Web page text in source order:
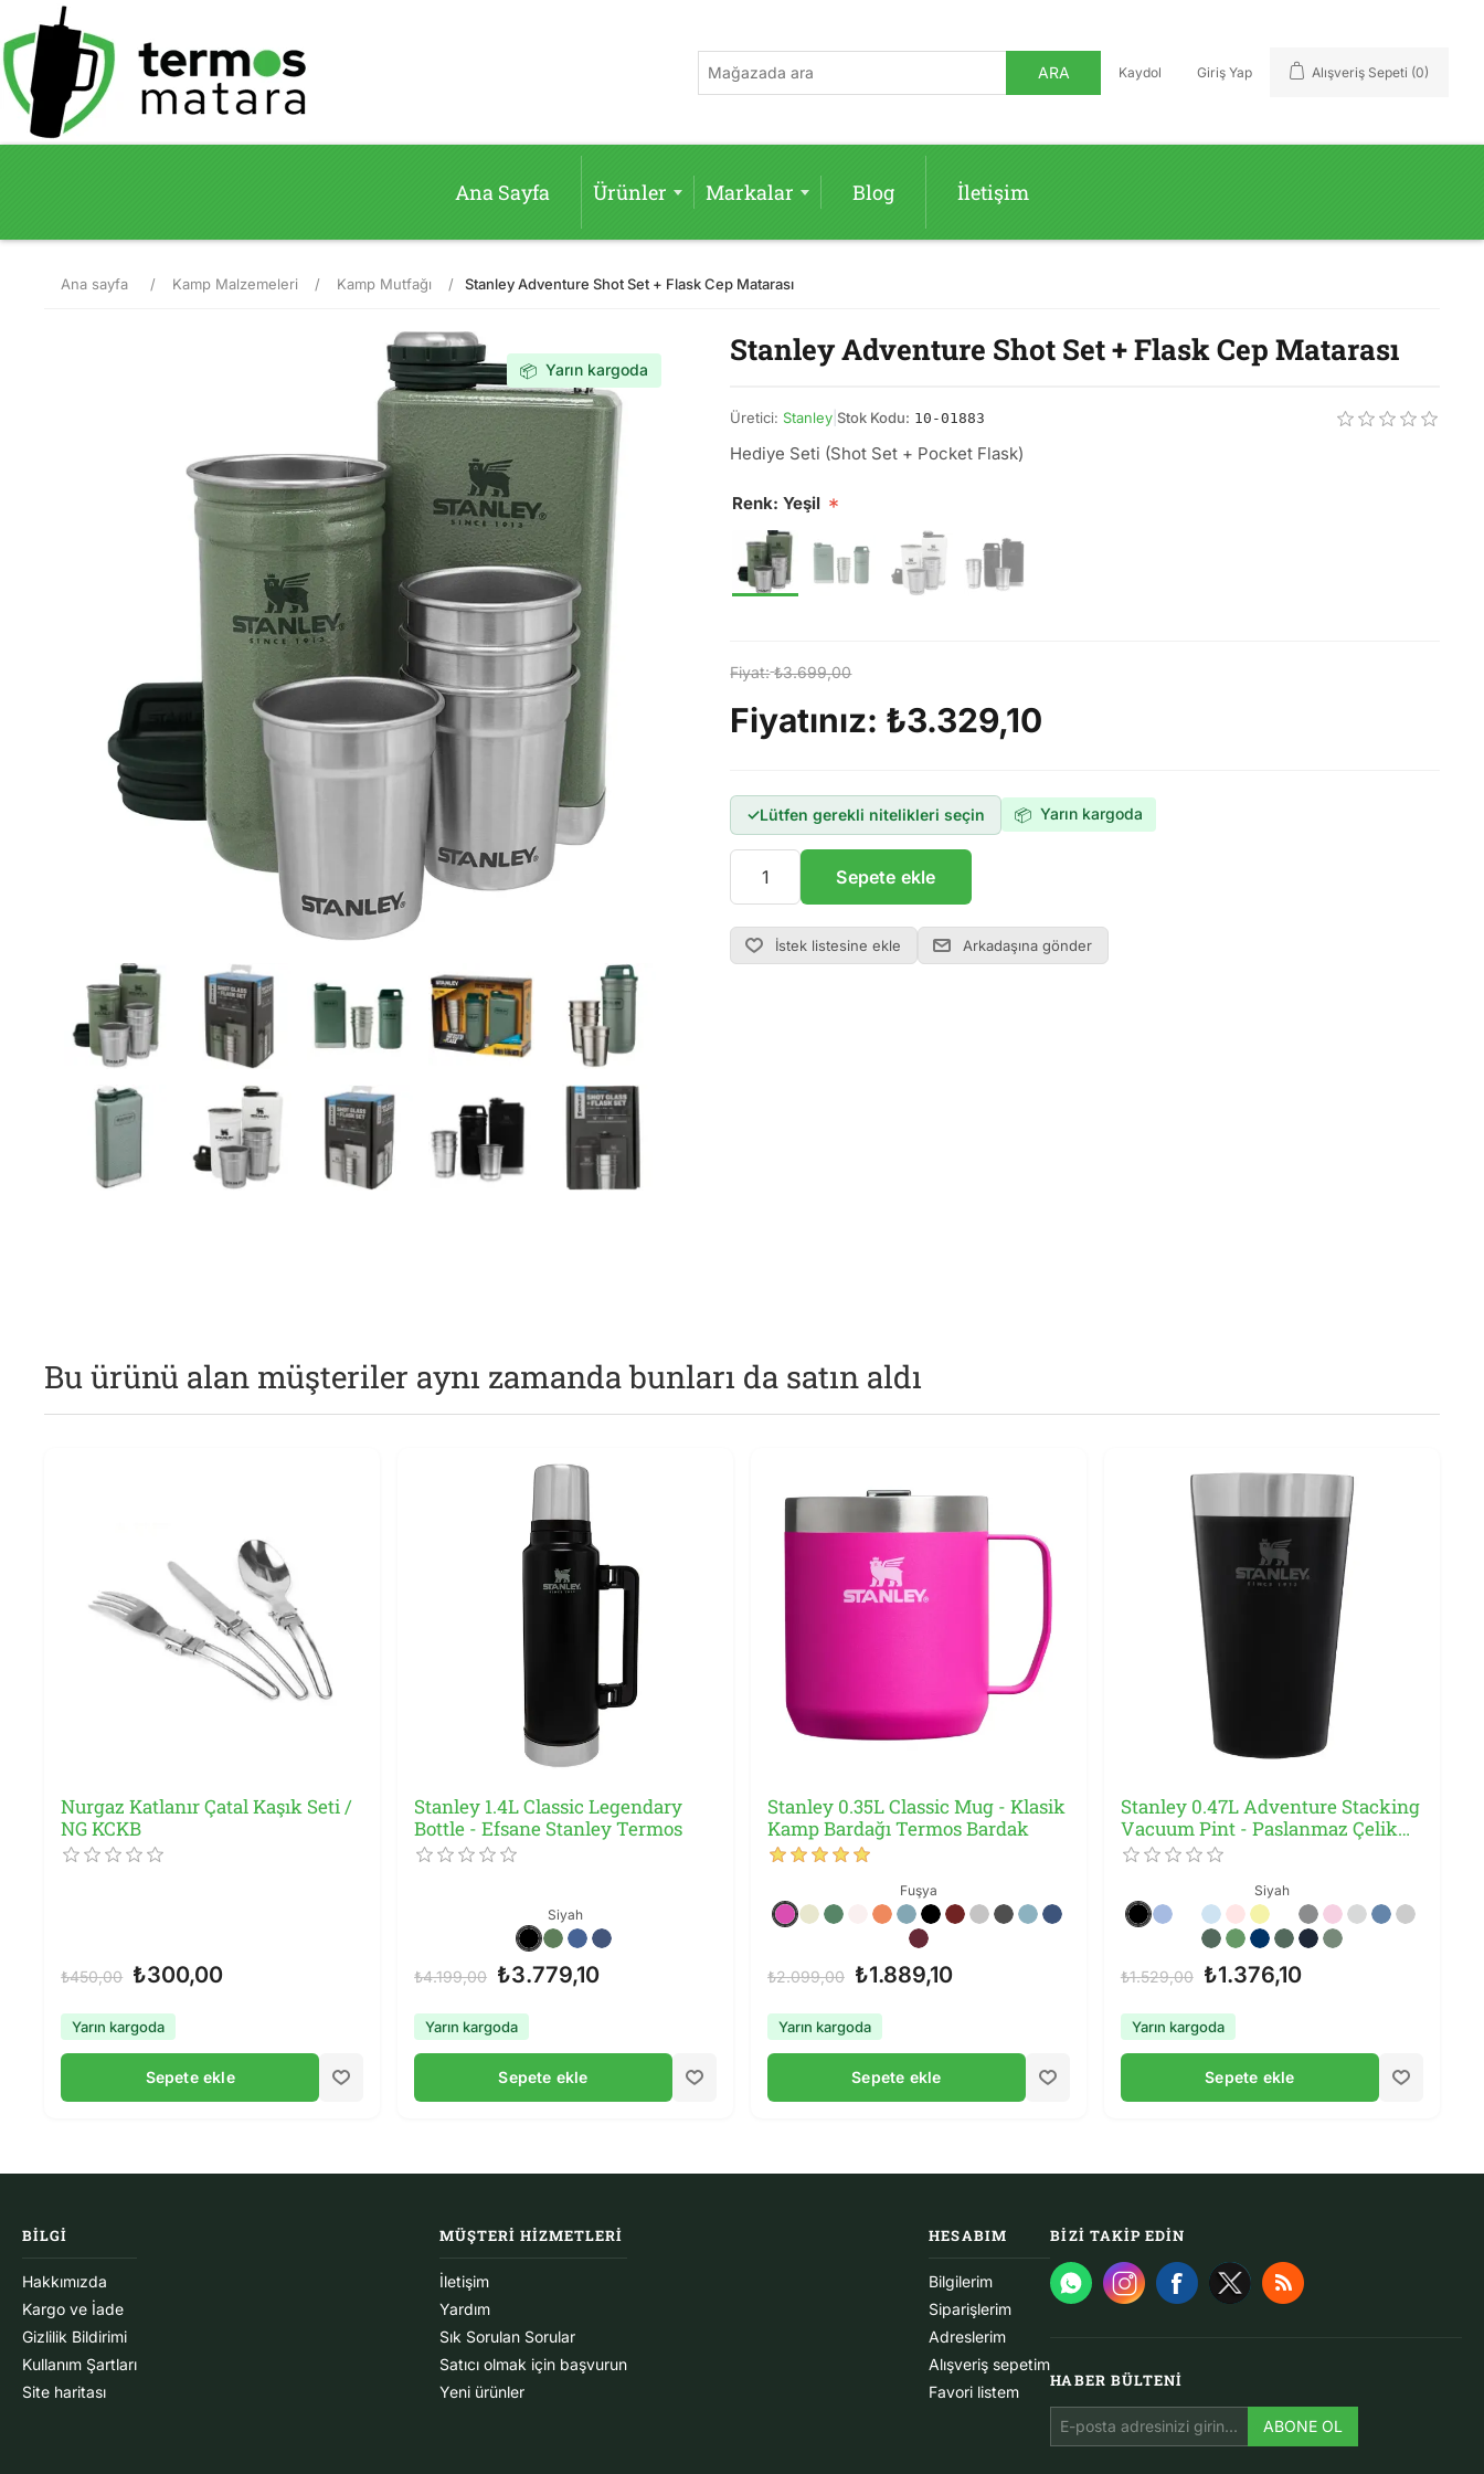
ARA Kaydol Giriş Yap Alışveriş Sepeti (0)
Ana Sayfa Ürünler Markalar Blog İletişim
Ana sayfa / Kamp Malzemeleri / Kamp Mutfağı / Stanley Adventure Shot Set + Flask Cep Matarası
📦 Yarın kargoda
Stanley Adventure Shot Set + Flask Cep Matarası
Üretici: Stanley |Stok Kodu: 10-01883
Hediye Seti (Shot Set + Pocket Flask)
Renk: Yeşil *
Fiyat: ₺3.699,00
Fiyatınız: ₺3.329,10
Lütfen gerekli nitelikleri seçin 📦 Yarın kargoda
Sepete ekle
İstek listesine ekle Arkadaşına gönder
Bu ürünü alan müşteriler aynı zamanda bunları da satın aldı
Nurgaz Katlanır Çatal Kaşık Seti /
NG KCKB
₺450,00 ₺300,00
Yarın kargoda
Sepete ekle
Stanley 1.4L Classic Legendary
Bottle - Efsane Stanley Termos
Siyah
₺4.199,00 ₺3.779,10
Yarın kargoda
Sepete ekle
Stanley 0.35L Classic Mug - Klasik
Kamp Bardağı Termos Bardak
Fuşya
₺2.099,00 ₺1.889,10
Yarın kargoda
Sepete ekle
Stanley 0.47L Adventure Stacking
Vacuum Pint - Paslanmaz Çelik
Bira Bardağı
Siyah
₺1.529,00 ₺1.376,10
Yarın kargoda
Sepete ekle
BILGI
Hakkımızda
Kargo ve İade
Gizlilik Bildirimi
Kullanım Şartları
Site haritası
MÜŞTERI HIZMETLERI
İletişim
Yardım
Sık Sorulan Sorular
Satıcı olmak için başvurun
Yeni ürünler
HESABIM
Bilgilerim
Siparişlerim
Adreslerim
Alışveriş sepetim
Favori listem
BIZI TAKIP EDIN
HABER BÜLTENI
ABONE OL